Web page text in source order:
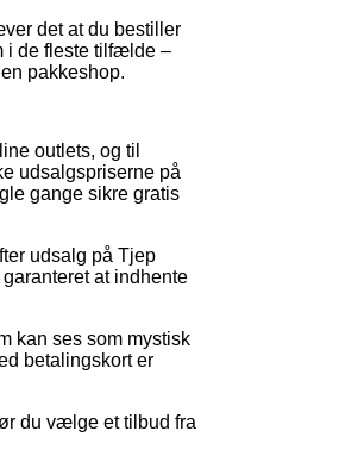
det at du bestiller
i de fleste tilfælde –
pakkeshop.
outlets, og til
udsalgspriserne på
gange sikre gratis
udsalg på Tjep
at indhente
kan ses som mystisk
betalingskort er
du vælge et tilbud fra